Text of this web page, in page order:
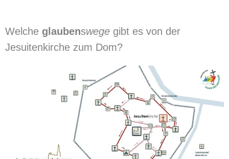
Welche glaubenswege gibt es von der
Jesuitenkirche zum Dom?